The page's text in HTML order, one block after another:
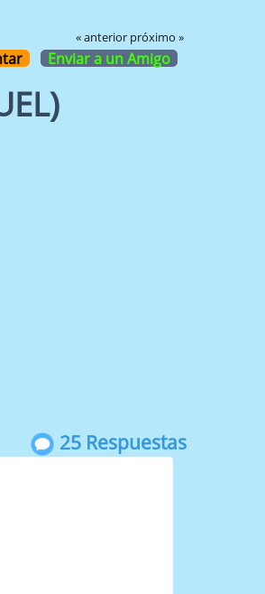
« anterior próximo »
Enviar a un Amigo
25 Respuestas